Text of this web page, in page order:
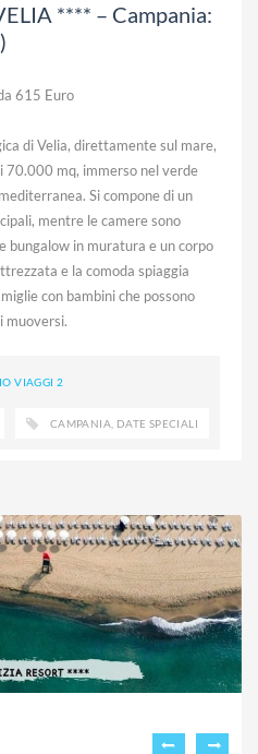
**** – Campania:
615 Euro
di Velia, direttamente sul mare,
70.000 mq, immerso nel verde
Si compone di un
mentre le camere sono
bungalow in muratura e un corpo
e la comoda spiaggia
con bambini che possono
muoversi.
VIAGGI 2
CAMPANIA DATE SPECIALI